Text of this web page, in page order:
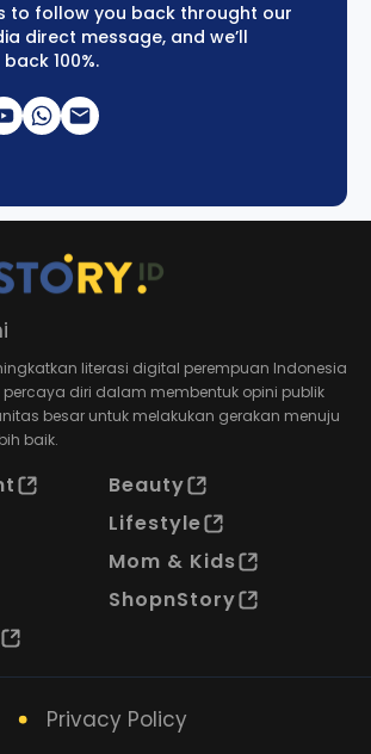
to follow you back throught our
direct message, and we’ll
100%.
literasi digital perempuan Indonesia
diri dalam membentuk opini publik
besar untuk melakukan gerakan menuju
baik.
Beauty
Lifestyle
Mom & Kids
ShopnStory
Privacy Policy